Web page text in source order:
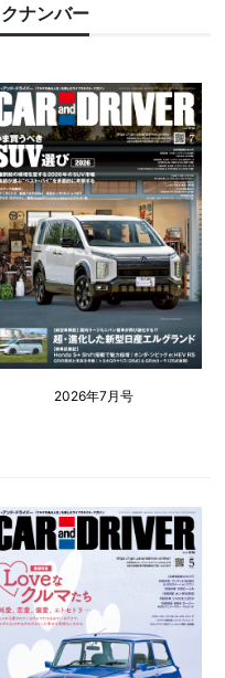
ナンバー
2026年7月号